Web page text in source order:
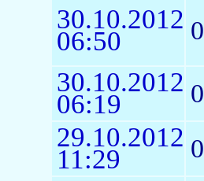
30.10.2012
06:50 0
30.10.2012
06:19 0
29.10.2012
11:29 0